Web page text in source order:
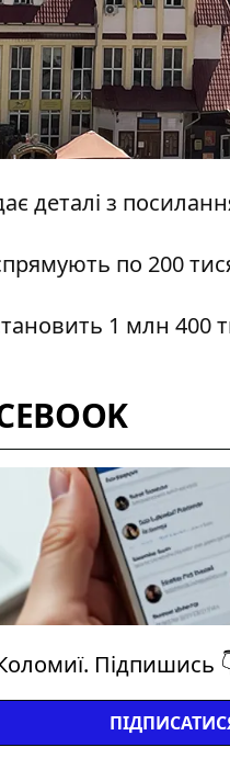
деталі з
по 200
1 млн 400
Підпишись